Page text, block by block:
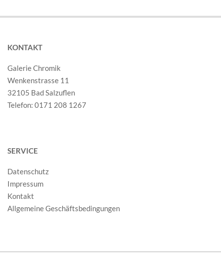
KONTAKT
Galerie Chromik
Wenkenstrasse 11
32105 Bad Salzuflen
Telefon: 0171 208 1267
SERVICE
Datenschutz
Impressum
Kontakt
Allgemeine Geschäftsbedingungen